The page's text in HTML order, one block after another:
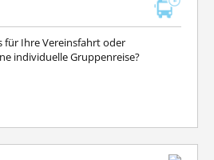
für Ihre Vereinsfahrt oder
individuelle Gruppenreise?